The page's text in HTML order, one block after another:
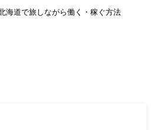
海道で旅しながら働く・稼ぐ方法